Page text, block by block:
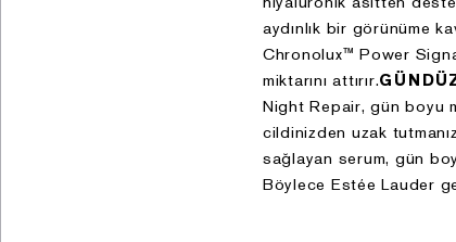
aydınlık bir görünüme
Chronolux™ Power
miktarını attırır.
Night Repair, gün boyu
cildinizden uzak
sağlayan serum, gün
Böylece Estée Lauder